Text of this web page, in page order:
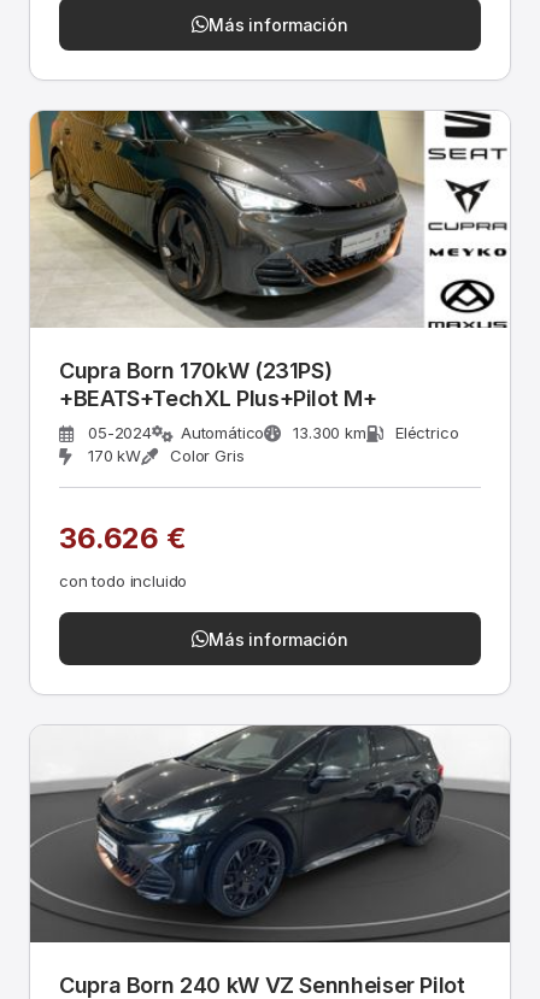
Más información
Cupra Born 170kW (231PS)
+BEATS+TechXL Plus+Pilot M+
05-2024 Automático 13.300 km
Eléctrico
170 kW
Color Gris
36.626 €
con todo incluido
Más información
Cupra Born 240 kW VZ Sennheiser Pilot